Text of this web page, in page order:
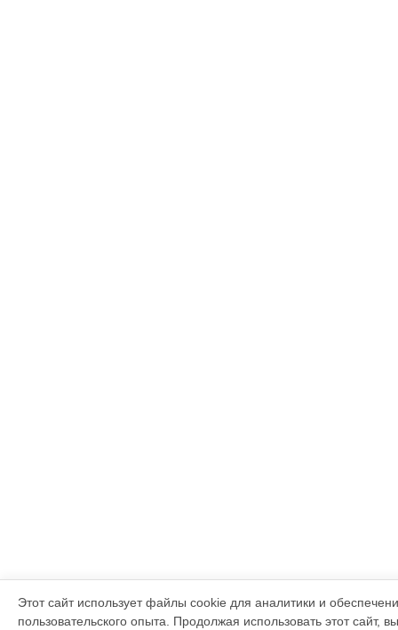
Этот сайт использует файлы cookie для аналитики и
пользовательского опыта. Продолжая использовать этот сайт,